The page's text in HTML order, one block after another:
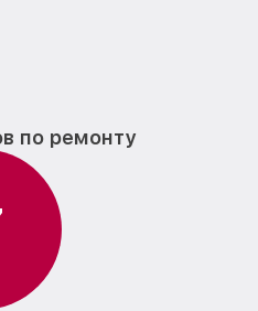
по ремонту